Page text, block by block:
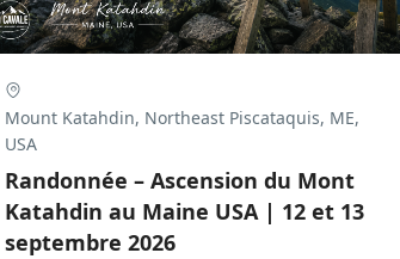
Mount Katahdin, Northeast Piscataquis, ME,
USA
Randonnée – Ascension du Mont
Katahdin au Maine USA | 12 et 13
septembre 2026